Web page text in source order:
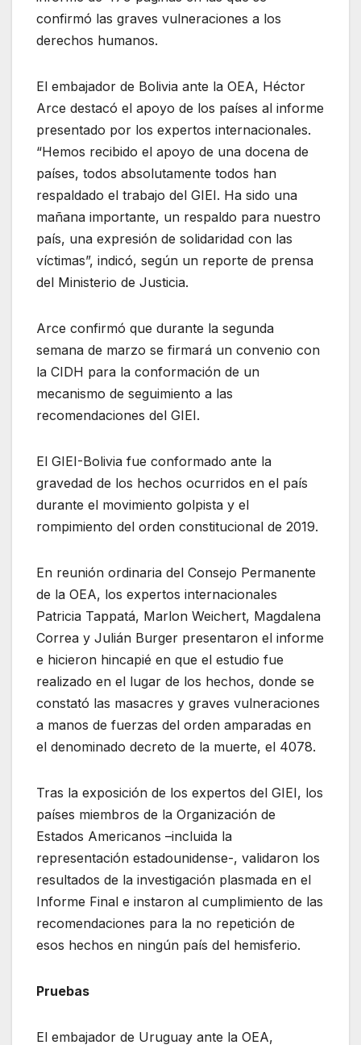
confirmó las graves vulneraciones a los
derechos humanos.
El embajador de Bolivia ante la OEA, Héctor
Arce destacó el apoyo de los países al informe
presentado por los expertos internacionales.
“Hemos recibido el apoyo de una docena de
países, todos absolutamente todos han
respaldado el trabajo del GIEI. Ha sido una
mañana importante, un respaldo para nuestro
país, una expresión de solidaridad con las
víctimas”, indicó, según un reporte de prensa
del Ministerio de Justicia.
Arce confirmó que durante la segunda
semana de marzo se firmará un convenio con
la CIDH para la conformación de un
mecanismo de seguimiento a las
recomendaciones del GIEI.
El GIEI-Bolivia fue conformado ante la
gravedad de los hechos ocurridos en el país
durante el movimiento golpista y el
rompimiento del orden constitucional de 2019.
En reunión ordinaria del Consejo Permanente
de la OEA, los expertos internacionales
Patricia Tappatá, Marlon Weichert, Magdalena
Correa y Julián Burger presentaron el informe
e hicieron hincapié en que el estudio fue
realizado en el lugar de los hechos, donde se
constató las masacres y graves vulneraciones
a manos de fuerzas del orden amparadas en
el denominado decreto de la muerte, el 4078.
Tras la exposición de los expertos del GIEI, los
países miembros de la Organización de
Estados Americanos –incluida la
representación estadounidense-, validaron los
resultados de la investigación plasmada en el
Informe Final e instaron al cumplimiento de las
recomendaciones para la no repetición de
esos hechos en ningún país del hemisferio.
Pruebas
El embajador de Uruguay ante la OEA,